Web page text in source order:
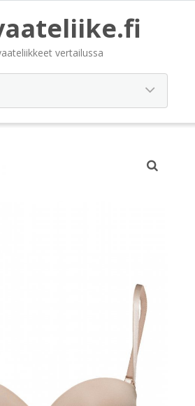
vertailussa